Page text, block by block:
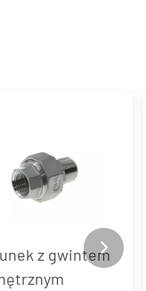
z gwintem